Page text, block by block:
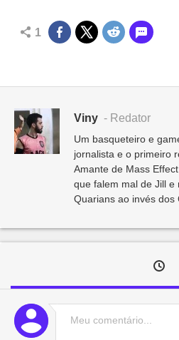
1
Viny - Redator
Um basqueteiro e
jornalista e o primeiro
Amante de Mass
que falem mal de Jill e
Quarians ao invés dos